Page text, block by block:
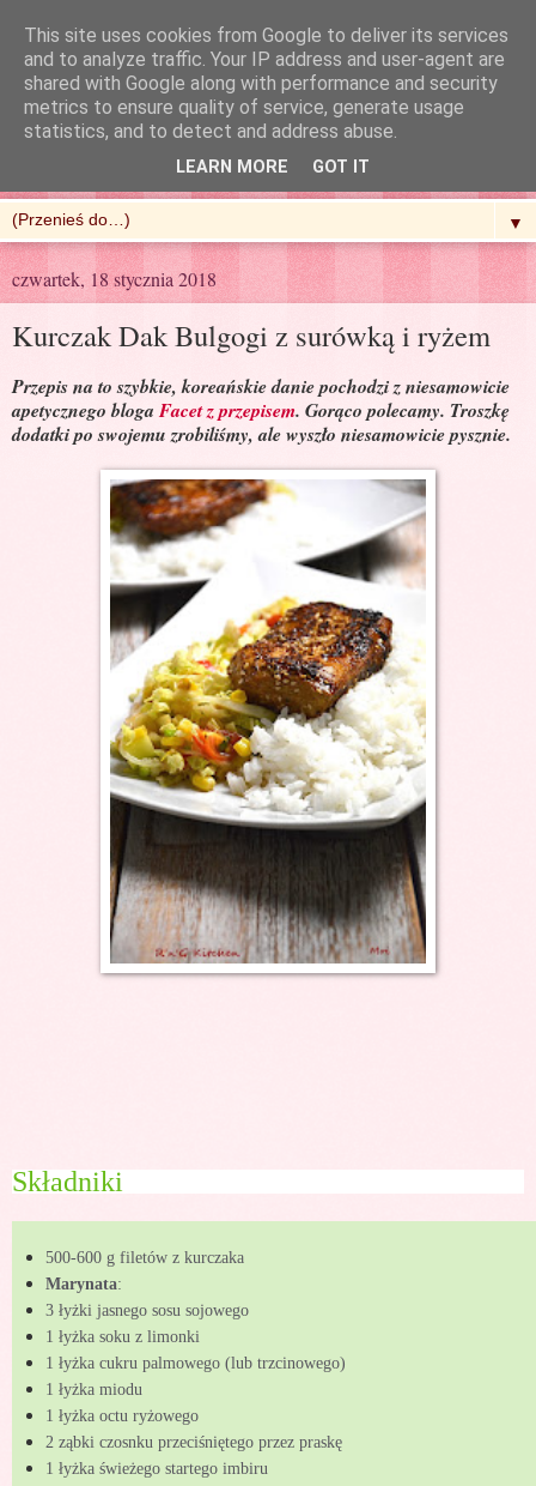
R'n'G Kitchen
▼
czwartek, 18 stycznia 2018
Kurczak Dak Bulgogi z surówką i ryżem
Przepis na to szybkie, koreańskie danie pochodzi z niesamowicie
apetycznego bloga Facet z przepisem. Gorąco polecamy. Troszkę
dodatki po swojemu zrobiliśmy, ale wyszło niesamowicie pysznie.
Składniki
500-600 g filetów z kurczaka
Marynata:
3 łyżki jasnego sosu sojowego
1 łyżka soku z limonki
1 łyżka cukru palmowego (lub trzcinowego)
1 łyżka miodu
1 łyżka octu ryżowego
2 ząbki czosnku przeciśniętego przez praskę
1 łyżka świeżego startego imbiru
This site uses cookies from Google to deliver its services
and to analyze traffic. Your IP address and user-agent are
shared with Google along with performance and security
metrics to ensure quality of service, generate usage
statistics, and to detect and address abuse.
LEARN MORE GOT IT